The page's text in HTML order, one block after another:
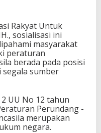
Rakyat Untuk
sosialisasi ini
masyarakat
peraturan
berada pada posisi
sumber
UU No 12 tahun
Perundang -
merupakan
negara.